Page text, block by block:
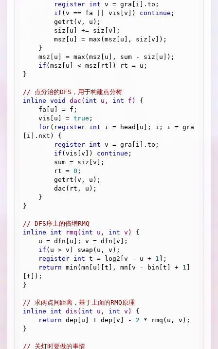
register int v = gra[i].to;
if (v == fa || vis[v]) continue ;
if (msz[u] < msz[rt]) rt = u;
}
// 点分治的DFS，用于构建点分树
inline void dac ( int u, int f)
{
    vis[u] =
true ;
for( register int i = head[u]; i; i = gra
[i].nxt) {
register int v = gra[i].to;
if (vis[v]) continue ;
        rt =
0 ;
}
// DFS序上的倍增RMQ
inline
int rmq ( int u, int v)
{
if (u > v) swap(u, v);
register int t = log2[v - u + 1 ];
return min(mn[u][t], mn[v - bin[t] + 1
[t]);
}
// 求两点间距离，基于上面的RMQ原理
inline
int dis ( int u, int v)
{
return dep[u] + dep[v] - 2 * rmq(u, v);
}
// 关灯时要做的事情